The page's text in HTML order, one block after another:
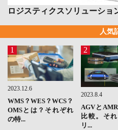
ロジスティクスソリューショ
人気
1
2023.12.6
WMS？WES？WCS？
OMSとは？それぞれ
の特...
2
2023.8.4
AGVと
比較。そ
リ...